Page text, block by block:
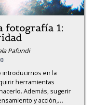
fotografía 1:
Pafundi
introducirnos en la
herramientas
Además, sugerir
y acción,…